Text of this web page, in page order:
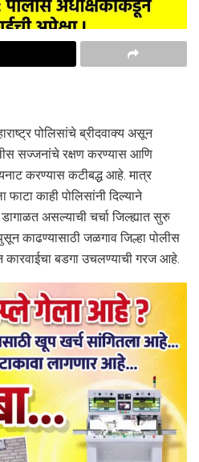
पोलिसांचे ब्रीदवाक्य असून
सज्जनांचे रक्षण करण्यास आणि
करण्यास कटीबद्ध आहे. मात्र
फाटा काही पोलिसांनी दिल्याने
डागाळत असल्याची चर्चा जिल्ह्यात सुरु
काढण्यासाठी जळगाव जिल्हा पोलीस
बडगा उचलण्याची गरज आहे.